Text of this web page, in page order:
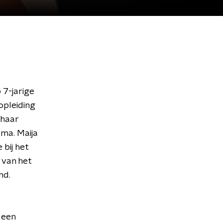
7-jarige
Maija
bij het
het